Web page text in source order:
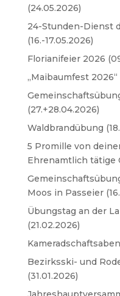
(24.05.2026)
24-Stunden-Dienst
(16.-17.05.2026)
Florianifeier 2026
„Maibaumfest 2026“
(27.+28.04.2026)
Waldbrandübung
5 Promille von
Ehrenamtlich tätige
Moos in Passeier
Übungstag an der
(21.02.2026)
Bezirksski- und
(31.01.2026)